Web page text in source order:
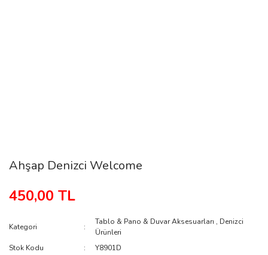
Ahşap Denizci Welcome
450,00 TL
Kategori
Tablo & Pano & Duvar Aksesuarları , Denizci
Ürünleri
Stok Kodu
Y8901D